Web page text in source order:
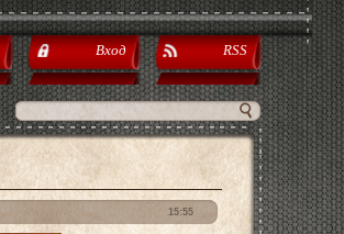
Вход RSS
15:55